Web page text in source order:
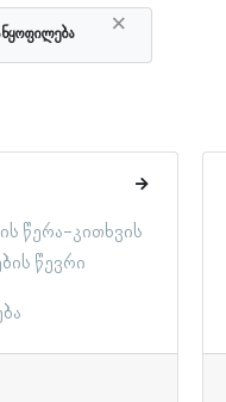
×
წერა-კითხვის
წევრი